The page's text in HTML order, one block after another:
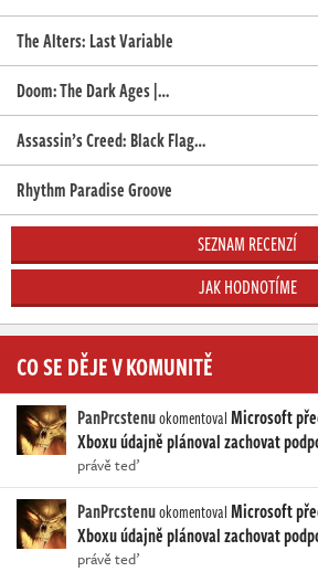
The Alters: Last Variable
Doom: The Dark Ages |…
Assassin’s Creed: Black Flag…
Rhythm Paradise Groove
SEZNAM RECENZÍ
JAK HODNOTÍME
CO SE DĚJE V KOMUNITĚ
PanPrcstenuokomentovalMicrosoft
Xboxu údajně plánoval zachovat
právě teď
PanPrcstenuokomentovalMicrosoft
Xboxu údajně plánoval zachovat
právě teď